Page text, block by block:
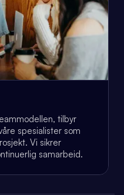
tilbyr
spesialister som
Vi sikrer
samarbeid.